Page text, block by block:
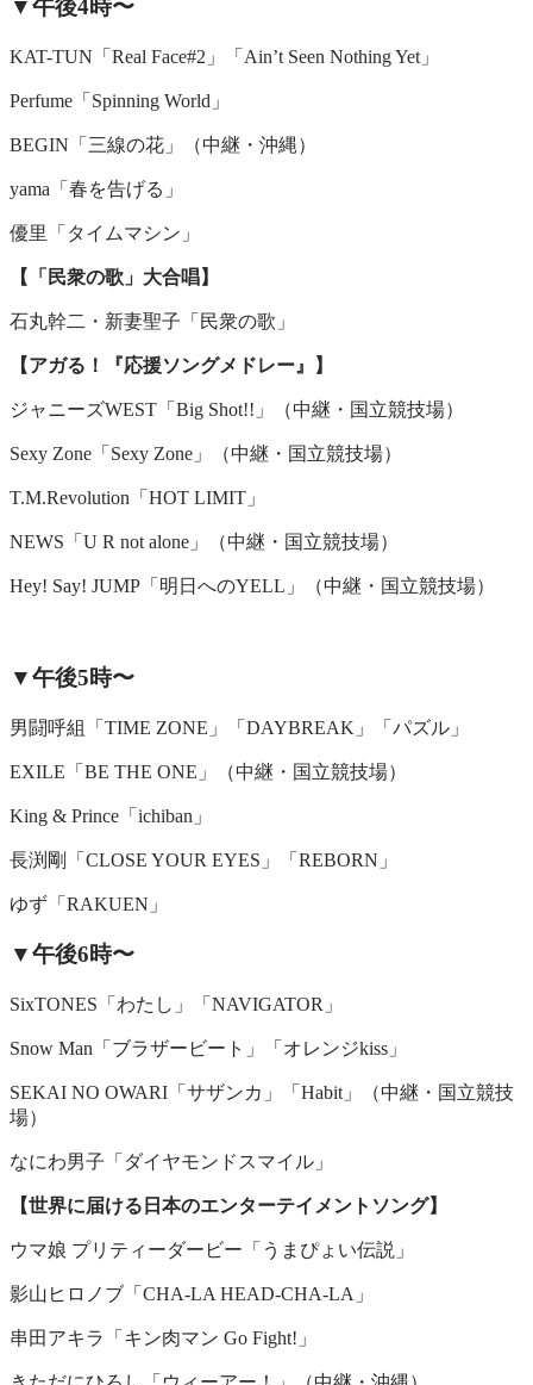
▼午後4時〜
KAT-TUN「Real Face#2」「Ain’t Seen Nothing Yet」
Perfume「Spinning World」
BEGIN「三線の花」（中継・沖縄）
yama「春を告げる」
優里「タイムマシン」
【「民衆の歌」大合唱】
石丸幹二・新妻聖子「民衆の歌」
【アガる！『応援ソングメドレー』】
ジャニーズWEST「Big Shot!!」（中継・国立競技場）
Sexy Zone「Sexy Zone」（中継・国立競技場）
T.M.Revolution「HOT LIMIT」
NEWS「U R not alone」（中継・国立競技場）
Hey! Say! JUMP「明日へのYELL」（中継・国立競技場）
▼午後5時〜
男闘呼組「TIME ZONE」「DAYBREAK」「パズル」
EXILE「BE THE ONE」（中継・国立競技場）
King & Prince「ichiban」
長渕剛「CLOSE YOUR EYES」「REBORN」
ゆず「RAKUEN」
▼午後6時〜
SixTONES「わたし」「NAVIGATOR」
Snow Man「ブラザービート」「オレンジkiss」
SEKAI NO OWARI「サザンカ」「Habit」（中継・国立競技
場）
なにわ男子「ダイヤモンドスマイル」
【世界に届ける日本のエンターテイメントソング】
ウマ娘 プリティーダービー「うまぴょい伝説」
影山ヒロノブ「CHA-LA HEAD-CHA-LA」
串田アキラ「キン肉マン Go Fight!」